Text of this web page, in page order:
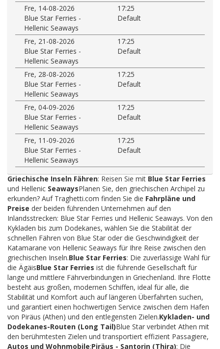
Fre, 14-08-2026
17:25
Blue Star Ferries -
Hellenic Seaways
Default
Fre, 21-08-2026
17:25
Blue Star Ferries -
Hellenic Seaways
Default
Fre, 28-08-2026
17:25
Blue Star Ferries -
Hellenic Seaways
Default
Fre, 04-09-2026
17:25
Blue Star Ferries -
Hellenic Seaways
Default
Fre, 11-09-2026
17:25
Blue Star Ferries -
Hellenic Seaways
Default
Griechische Inseln Fähren: Reisen Sie mit Blue Star Ferries
und Hellenic SeawaysPlanen Sie, den griechischen Archipel zu
erkunden? Auf Traghetti.com finden Sie die Fahrpläne und
Preise der beiden führenden Unternehmen auf den
Inlandsstrecken: Blue Star Ferries und Hellenic Seaways. Von den
Kykladen bis zum Dodekanes, wählen Sie die Stabilität der
schnellen Fähren von Blue Star oder die Geschwindigkeit der
Katamarane von Hellenic Seaways für Ihre Reise zwischen den
griechischen Inseln.Blue Star Ferries: Die zuverlässige Wahl für
die ÄgäisBlue Star Ferries ist die führende Gesellschaft für
lange und mittlere Fährverbindungen in Griechenland. Ihre Flotte
besteht aus großen, modernen Schiffen, ideal für alle, die
Stabilität und Komfort auch auf längeren Überfahrten suchen,
und garantiert einen hochwertigen Service zwischen dem Hafen
von Piräus (Athen) und den entlegensten Zielen.Kykladen- und
Dodekanes-Routen (Long Tail)Blue Star verbindet Athen mit
den berühmtesten Zielen und transportiert effizient Passagiere,
Autos und Wohnmobile:Piräus - Santorin (Thira): Die